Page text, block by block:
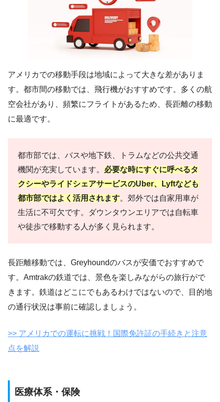
アメリカでの移動手段は地域によって大きな差がありま
す。都市間の移動では、飛行機がおすすめです。多くの航
空会社があり、頻繁にフライトがあるため、長距離の移動
に最適です。
都市部では、バスや地下鉄、トラムなどの公共交通
機関が充実しています。 必要な時にすぐに呼べるタ
クシーやライドシェアサービスのUber、Lyftなども
都市部ではよく活用されます。郊外では自家用車が
生活に不可欠です。ダウンタウンエリアでは自転車
や徒歩で移動する人が多く見られます。
長距離移動では、Greyhoundのバスが安価でおすすめで
す。Amtrakの鉄道では、景色を楽しみながらの旅行がで
きます。鉄道はどこにでもあるわけではないので、目的地
の通行状況は事前に確認しましょう。
>> アメリカでの運転に挑戦！国際免許証の手続きと注意
点を解説
医療体系・保険